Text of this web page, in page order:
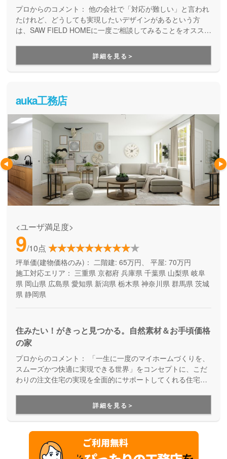
プロからのコメント： 他の会社で「対応が難しい」と言われ
たけれど、どうしても実現したいデザインがあるという方
は、SAW FIELD HOMEに一度ご相談してみることをオススメ
れてしまったけれど、SAW FIELD HOMEでは実現出来たとい
うケースもあります。もちろんデザイン性だけではなく、性
能面についても質の高いお家づくりを実現してくれます。
詳細を見る＞
auka工務店
<ユーザ満足度>
9/10点
坪単価(建物価格のみ)： 二階建: 65万円、 平屋: 70万円
施工対応エリア： 三重県 京都府 兵庫県 千葉県 山梨県 岐阜
県 岡山県 広島県 愛知県 新潟県 栃木県 神奈川県 群馬県 茨城
県 静岡県
住みたい！がきっと見つかる。自然素材＆お手頃価格
の家
プロからのコメント：
「一生に一度のマイホームづくりを、
スムーズかつ快適に実現できる世界」をコンセプトに、こだ
わりの注文住宅の実現を全面的にサポートしてくれる住宅メ
耐久の安心快適な住まいづくり、暮らし始めた後のメンテナ
ンスや将来的なリフォームのことまで、まるっとお任せいた
だけます。
詳細を見る＞